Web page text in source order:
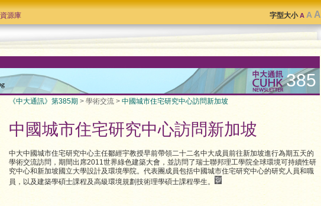
資源庫 字型大小A A A
385
《中大通訊》第385期 > 學術交流 > 中國城市住宅研究中心訪問新加坡
中國城市住宅研究中心訪問新加坡
中大中國城市住宅研究中心主任鄒經宇教授早前帶領二十二名中大成員前往新加坡進行為期五天的
學術交流訪問，期間出席2011世界綠色建築大會，並訪問了瑞士聯邦理工學院全球環境可持續性研
究中心和新加坡國立大學設計及環境學院。代表團成員包括中國城市住宅研究中心的研究人員和職
員，以及建築學碩士課程及高級環境規劃技術理學碩士課程學生。